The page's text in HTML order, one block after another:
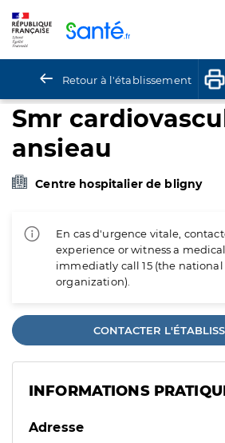
Retour à l'établissement
Smr
ansieau
Centre hospitalier de bligny
En cas d'urgence vitale,
experience or witness a
immediatly call 15 (the
organization).
CONTACTER
INFORMATIONS
Adresse